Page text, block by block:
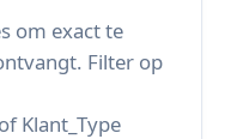
om exact te
Filter op
Klant_Type